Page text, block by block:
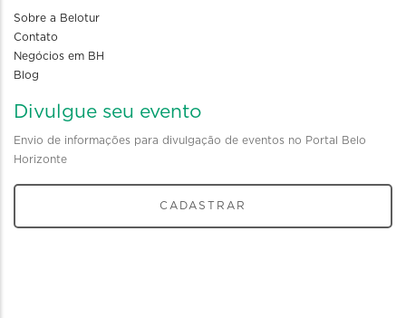
Sobre a Belotur
Contato
Negócios em BH
Blog
Divulgue seu evento
Envio de informações para divulgação de eventos no Portal Belo
Horizonte
CADASTRAR